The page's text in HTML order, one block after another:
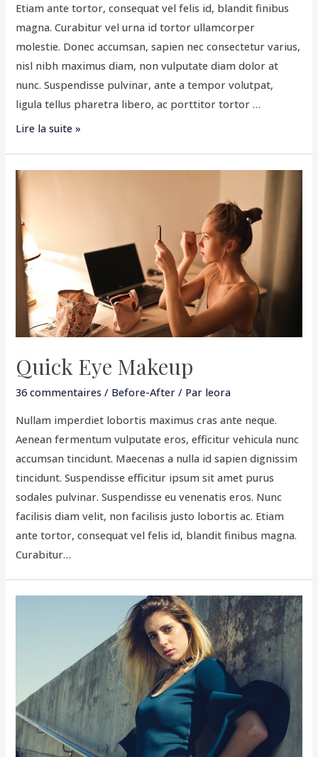
Etiam ante tortor, consequat vel felis id, blandit finibus
magna. Curabitur vel urna id tortor ullamcorper
molestie. Donec accumsan, sapien nec consectetur varius,
nisl nibh maximus diam, non vulputate diam dolor at
nunc. Suspendisse pulvinar, ante a tempor volutpat,
ligula tellus pharetra libero, ac porttitor tortor …
Lire la suite »
Quick Eye Makeup
36 commentaires / Before-After / Par leora
Nullam imperdiet lobortis maximus cras ante neque.
Aenean fermentum vulputate eros, efficitur vehicula nunc
accumsan tincidunt. Maecenas a nulla id sapien dignissim
tincidunt. Suspendisse efficitur ipsum sit amet purus
sodales pulvinar. Suspendisse eu venenatis eros. Nunc
facilisis diam velit, non facilisis justo lobortis ac. Etiam
ante tortor, consequat vel felis id, blandit finibus magna.
Curabitur…